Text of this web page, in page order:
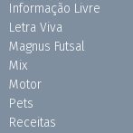
Informação Livre
Letra Viva
Magnus Futsal
Mix
Motor
Pets
Receitas